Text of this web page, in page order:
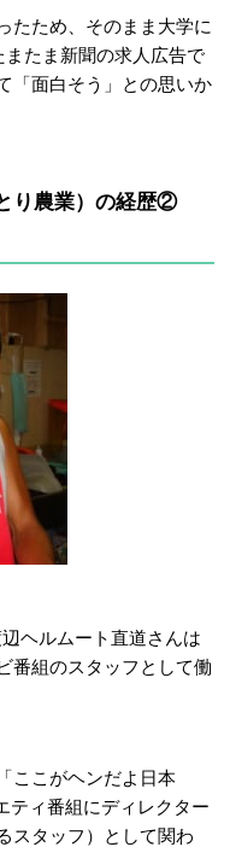
たため、そのまま大学に
たま新聞の求人広告で
「面白そう」との思いか
り農業）の経歴②
ヘルムート直道さんは
番組のスタッフとして働
ここがヘンだよ日本
ティ番組にディレクター
スタッフ）として関わ